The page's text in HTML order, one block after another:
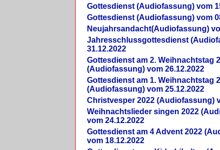
Gottesdienst (Audiofassung) vom
Gottesdienst (Audiofassung) vom
Neujahrsandacht(Audiofassung)
Jahresschlussgottesdienst
31.12.2022
Gottesdienst am 2. Weihnachtstag
(Audiofassung) vom 26.12.2022
Gottesdienst am 1. Weihnachtstag
(Audiofassung) vom 25.12.2022
Christvesper 2022 (Audiofassung)
Weihnachtslieder singen 2022
vom 24.12.2022
Gottesdienst am 4 Advent 2022
vom 18.12.2022